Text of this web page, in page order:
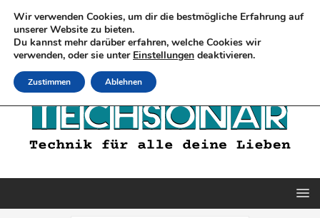
Wir verwenden Cookies, um dir die bestmögliche Erfahrung auf
unserer Website zu bieten.
Du kannst mehr darüber erfahren, welche Cookies wir
verwenden, oder sie unter Einstellungen deaktivieren.
Zustimmen Ablehnen